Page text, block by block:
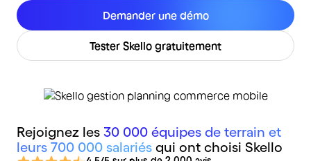
Demander une démo
Tester Skello gratuitement
Rejoignez les 30 000 équipes de terrain et
leurs 700 000 salariés qui ont choisi Skello